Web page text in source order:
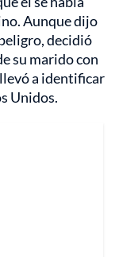
Aunque dijo
decidió
su marido con
a identificar
Unidos.